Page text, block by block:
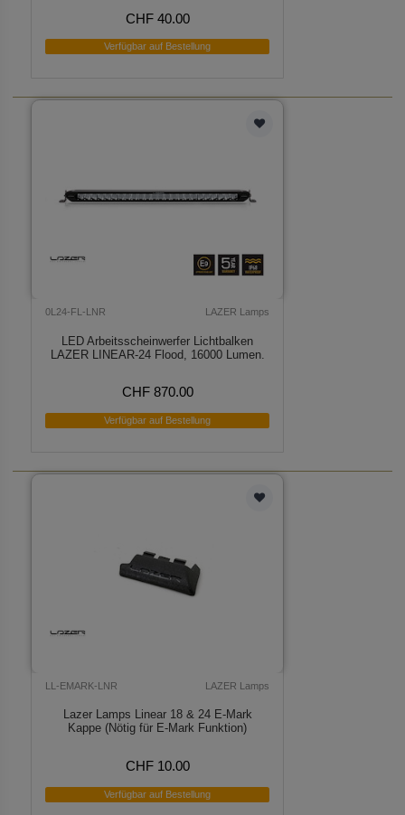
CHF 40.00
Verfügbar auf Bestellung
0L24-FL-LNR LAZER Lamps
LED Arbeitsscheinwerfer Lichtbalken
LAZER LINEAR-24 Flood, 16000 Lumen.
CHF 870.00
Verfügbar auf Bestellung
LL-EMARK-LNR LAZER Lamps
Lazer Lamps Linear 18 & 24 E-Mark
Kappe (Nötig für E-Mark Funktion)
CHF 10.00
Verfügbar auf Bestellung